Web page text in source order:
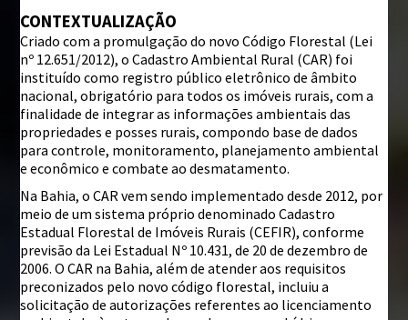
OpenStreetMap
i
CONTEXTUALIZAÇÃO
Criado com a promulgação do novo Código Florestal (Lei
nº 12.651/2012), o Cadastro Ambiental Rural (CAR) foi
instituído como registro público eletrônico de âmbito
nacional, obrigatório para todos os imóveis rurais, com a
finalidade de integrar as informações ambientais das
propriedades e posses rurais, compondo base de dados
para controle, monitoramento, planejamento ambiental
e econômico e combate ao desmatamento.
Na Bahia, o CAR vem sendo implementado desde 2012, por
meio de um sistema próprio denominado Cadastro
Estadual Florestal de Imóveis Rurais (CEFIR), conforme
previsão da Lei Estadual Nº 10.431, de 20 de dezembro de
2006. O CAR na Bahia, além de atender aos requisitos
preconizados pelo novo código florestal, incluiu a
solicitação de autorizações referentes ao licenciamento